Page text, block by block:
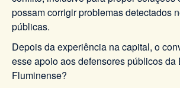
possam corrigir problemas detectados
públicas.
Depois da experiência na capital, o
esse apoio aos defensores públicos da
Fluminense?